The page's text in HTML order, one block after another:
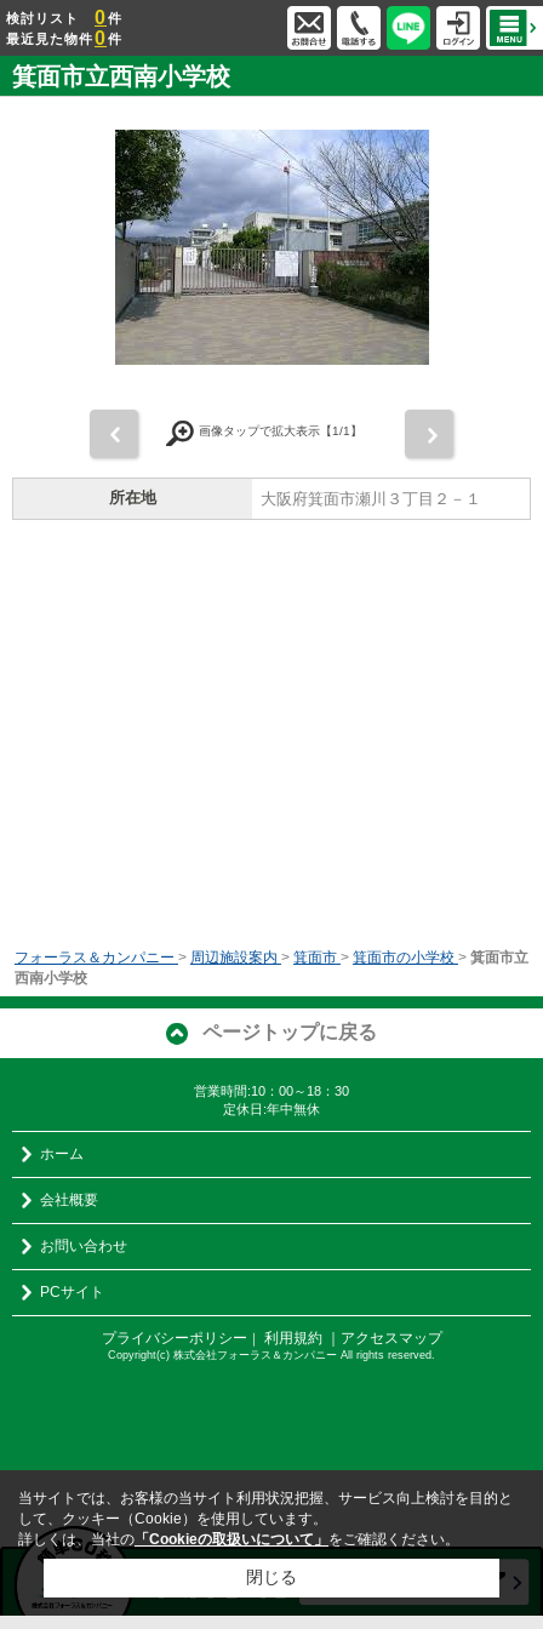
検討リスト 0件
最近見た物件0件
箕面市立西南小学校
画像タップで拡大表示【1/1】
所在地 大阪府箕面市瀬川３丁目２－１
フォーラス＆カンパニー > 周辺施設案内 > 箕面市 > 箕面市の小学校 > 箕面市立
西南小学校
ページトップに戻る
営業時間:10：00～18：30
定休日:年中無休
ホーム
会社概要
お問い合わせ
PCサイト
プライバシーポリシー ｜ 利用規約 ｜アクセスマップ
Copyright(c) 株式会社フォーラス＆カンパニー All rights reserved.
当サイトでは、お客様の当サイト利用状況把握、サービス向上検討を目的と
して、クッキー（Cookie）を使用しています。
詳しくは、当社の 「Cookieの取扱いについて」 をご確認ください。
閉じる